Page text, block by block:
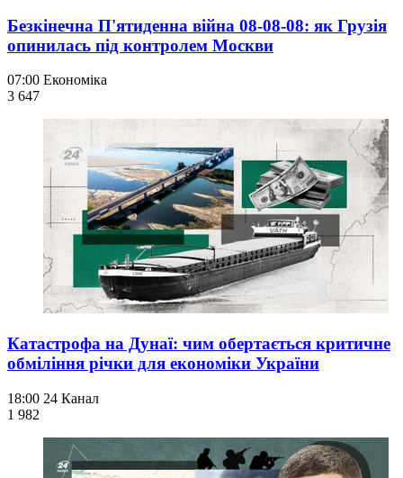
Безкінечна П'ятиденна війна 08-08-08: як Грузія
опинилась під контролем Москви
07:00 Економіка
3 647
Катастрофа на Дунаї: чим обертається критичне
обміління річки для економіки України
18:00 24 Канал
1 982